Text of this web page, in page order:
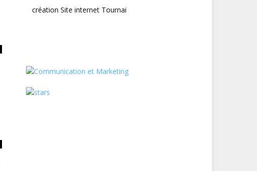
création Site internet Tournai